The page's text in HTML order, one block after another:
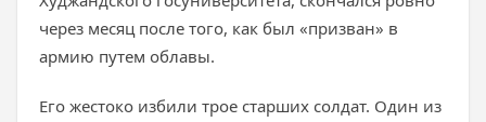
через месяц после того, как был «призван» в
армию путем облавы.
Его жестоко избили трое старших солдат. Один из